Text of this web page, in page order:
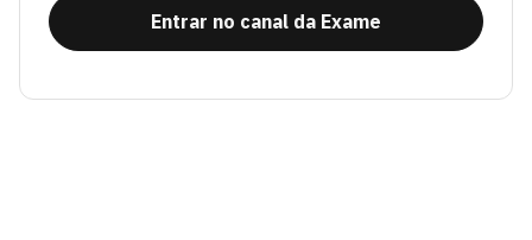
Entrar no canal da Exame